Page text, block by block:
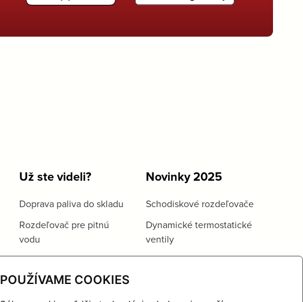
POUŽÍVAME COOKIES
Už ste videli?
Doprava paliva do skladu
Rozdeľovač pre pitnú
vodu
Novinky 2025
Schodiskové rozdeľovače
Dynamické termostatické
ventily